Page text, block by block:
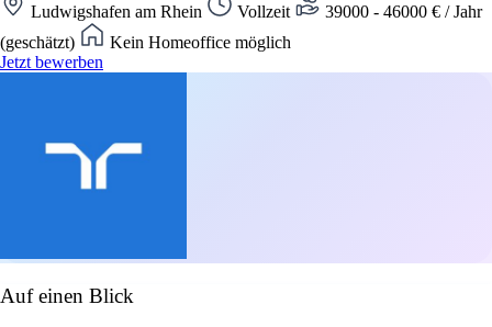
Ludwigshafen am Rhein Vollzeit
39000 - 46000 € / Jahr
(geschätzt)
Kein Homeoffice möglich
Jetzt bewerben
Auf einen Blick